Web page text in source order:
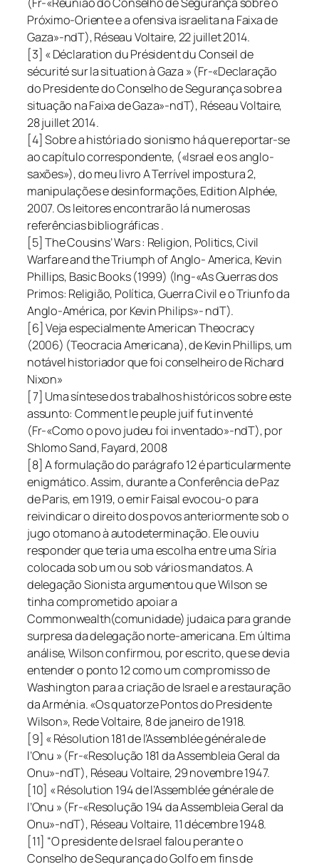
Próximo-Oriente e a ofensiva israelita na Faixa de
Gaza»-ndT), Réseau Voltaire, 22 juillet 2014.
[3] « Déclaration du Président du Conseil de
sécurité sur la situation à Gaza » (Fr-«Declaração
do Presidente do Conselho de Segurança sobre a
situação na Faixa de Gaza»-ndT), Réseau Voltaire,
28 juillet 2014.
[4] Sobre a história do sionismo há que reportar-se
ao capítulo correspondente, («Israel e os anglo-
saxões»), do meu livro A Terrível impostura 2,
manipulações e desinformações, Edition Alphée,
2007. Os leitores encontrarão lá numerosas
referências bibliográficas .
[5] The Cousins’ Wars : Religion, Politics, Civil
Warfare and the Triumph of Anglo- America, Kevin
Phillips, Basic Books (1999) (Ing-«As Guerras dos
Primos: Religião, Política, Guerra Civil e o Triunfo da
Anglo-América, por Kevin Philips»- ndT).
[6] Veja especialmente American Theocracy
(2006) (Teocracia Americana), de Kevin Phillips, um
notável historiador que foi conselheiro de Richard
Nixon»
[7] Uma síntese dos trabalhos históricos sobre este
assunto: Comment le peuple juif fut inventé
(Fr-«Como o povo judeu foi inventado»-ndT), por
Shlomo Sand, Fayard, 2008
[8] A formulação do parágrafo 12 é particularmente
enigmático. Assim, durante a Conferência de Paz
de Paris, em 1919, o emir Faisal evocou-o para
reivindicar o direito dos povos anteriormente sob o
jugo otomano à autodeterminação. Ele ouviu
responder que teria uma escolha entre uma Síria
colocada sob um ou sob vários mandatos. A
delegação Sionista argumentou que Wilson se
tinha comprometido apoiar a
Commonwealth(comunidade) judaica para grande
surpresa da delegação norte-americana. Em última
análise, Wilson confirmou, por escrito, que se devia
entender o ponto 12 como um compromisso de
Washington para a criação de Israel e a restauração
da Arménia. «Os quatorze Pontos do Presidente
Wilson», Rede Voltaire, 8 de janeiro de 1918.
[9] « Résolution 181 de l’Assemblée générale de
l’Onu » (Fr-«Resolução 181 da Assembleia Geral da
Onu»-ndT), Réseau Voltaire, 29 novembre 1947.
[10] « Résolution 194 de l’Assemblée générale de
l’Onu » (Fr-«Resolução 194 da Assembleia Geral da
Onu»-ndT), Réseau Voltaire, 11 décembre 1948.
[11] “O presidente de Israel falou perante o
Conselho de Segurança do Golfo em fins de